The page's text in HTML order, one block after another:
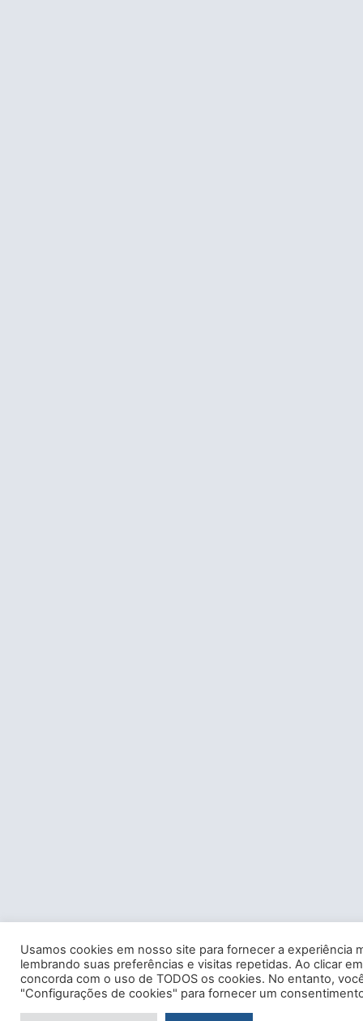
Usamos cookies em nosso site para fornecer a experiência
lembrando suas preferências e visitas repetidas. Ao clicar
concorda com o uso de TODOS os cookies. No entanto,
"Configurações de cookies" para fornecer um